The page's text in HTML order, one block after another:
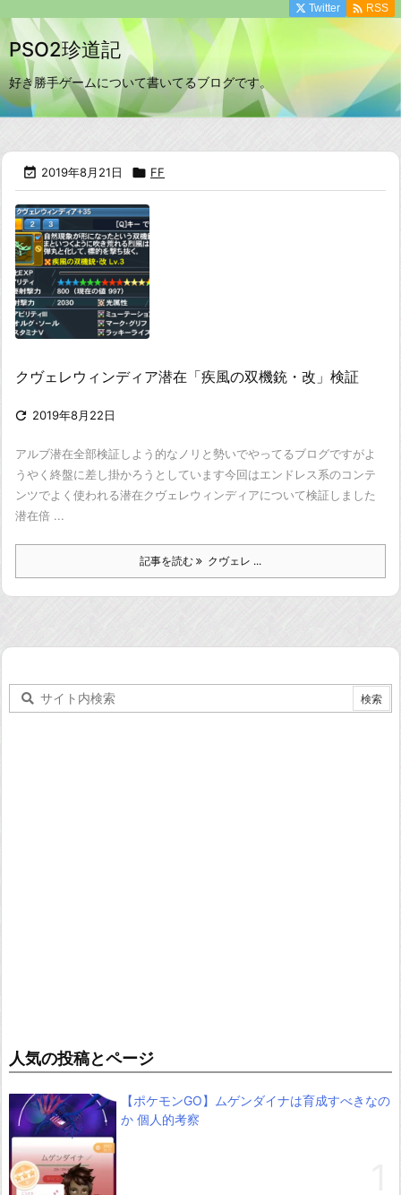
PSO2珍道記
好き勝手ゲームについて書いてるブログです。
Twitter  RSS
 2019年8月21日  FF
クヴェレウィンディア潜在「疾風の双機銃・改」検証
 2019年8月22日
アルブ潜在全部検証しよう的なノリと勢いでやってるブログですがよ
うやく終盤に差し掛かろうとしています今回はエンドレス系のコンテ
ンツでよく使われる潜在クヴェレウィンディアについて検証しました
潜在倍 ...
記事を読む クヴェレ ...
人気の投稿とページ
【ポケモンGO】ムゲンダイナは育成すべきなの
か 個人的考察